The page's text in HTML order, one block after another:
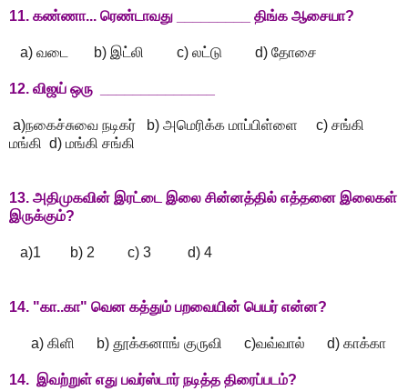
11. கண்ணா... ரெண்டாவது _________ திங்க ஆசையா?
a) வடை b) இட்லி c) லட்டு d) தோசை
12. விஜய் ஒரு ______________
a)நகைச்சுவை நடிகர் b) அமெரிக்க மாப்பிள்ளை c) சங்கி
மங்கி d) மங்கி சங்கி
13. அதிமுகவின் இரட்டை இலை சின்னத்தில் எத்தனை இலைகள்
இருக்கும்?
a)1 b) 2 c) 3 d) 4
14. "கா..கா" வென கத்தும் பறவையின் பெயர் என்ன?
a) கிளி b) தூக்கனாங் குருவி c)வவ்வால் d) காக்கா
14. இவற்றுள் எது பவர்ஸ்டார் நடித்த திரைப்படம்?